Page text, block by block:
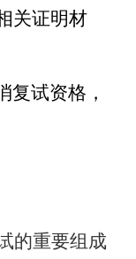
关证明材
复试资格，
的重要组成